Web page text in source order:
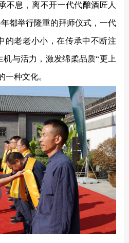
不息 ，离不开一代代酿酒匠人
都举行隆重的拜师仪式， 一代
的老老小小，在传承中不断注
机与活力，激发绵柔品质“更上
一种文化。